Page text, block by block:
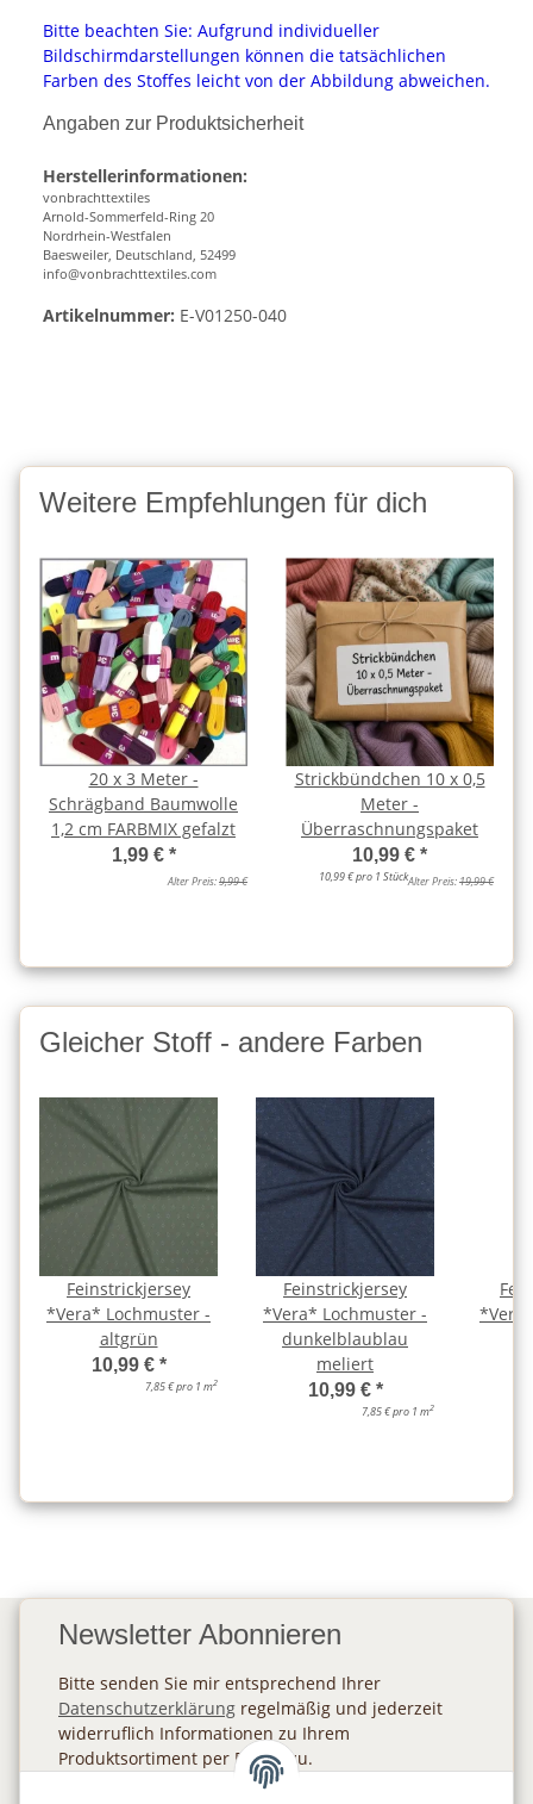
Bitte beachten Sie: Aufgrund individueller
Bildschirmdarstellungen können die tatsächlichen
Farben des Stoffes leicht von der Abbildung abweichen.
Angaben zur Produktsicherheit
Herstellerinformationen:
vonbrachttextiles
Arnold-Sommerfeld-Ring 20
Nordrhein-Westfalen
Baesweiler, Deutschland, 52499
info@vonbrachttextiles.com
Artikelnummer: E-V01250-040
Weitere Empfehlungen für dich
20 x 3 Meter -
Schrägband Baumwolle
1,2 cm FARBMIX gefalzt
1,99 € *
Alter Preis:9,99 €
Strickbündchen 10 x 0,5
Meter -
Überraschnungspaket
10,99 € *
10,99 € pro 1 StückAlter Preis:19,99 €
Gleicher Stoff - andere Farben
Feinstrickjersey
*Vera* Lochmuster -
altgrün
10,99 € *
7,85 € pro 1 m2
Feinstrickjersey
*Vera* Lochmuster -
dunkelblaublau
meliert
10,99 € *
7,85 € pro 1 m2
Newsletter Abonnieren
Bitte senden Sie mir entsprechend Ihrer
Datenschutzerklärung regelmäßig und jederzeit
widerruflich Informationen zu Ihrem
Produktsortiment per E-Mail zu.